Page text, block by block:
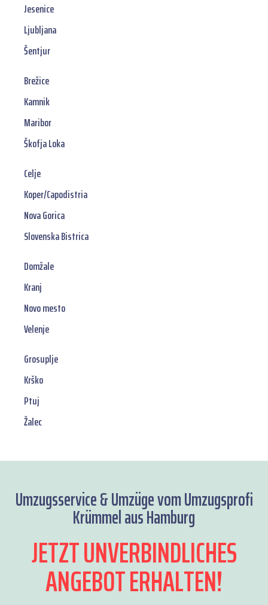
Jesenice
Ljubljana
Šentjur
Brežice
Kamnik
Maribor
Škofja Loka
Celje
Koper/Capodistria
Nova Gorica
Slovenska Bistrica
Domžale
Kranj
Novo mesto
Velenje
Grosuplje
Krško
Ptuj
Žalec
Umzugsservice & Umzüge vom Umzugsprofi
Krümmel aus Hamburg
JETZT UNVERBINDLICHES
ANGEBOT ERHALTEN!